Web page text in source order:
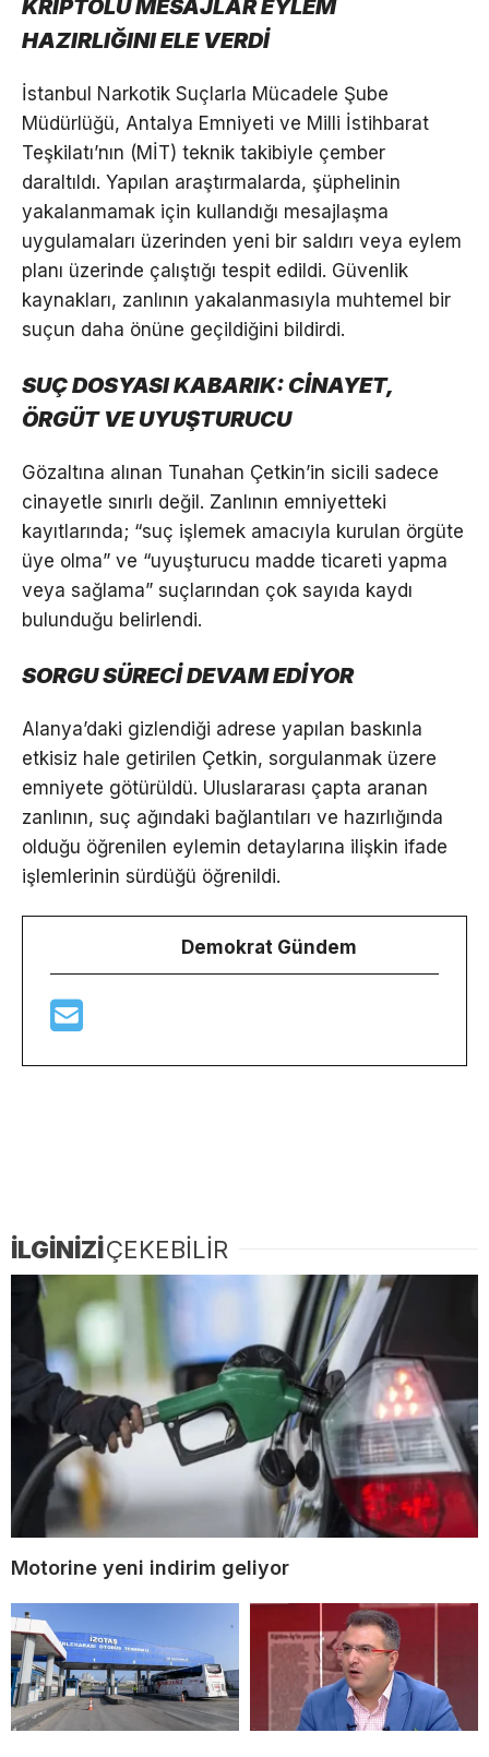
KRİPTOLU MESAJLAR EYLEM
HAZIRLIĞINI ELE VERDİ
İstanbul Narkotik Suçlarla Mücadele Şube
Müdürlüğü, Antalya Emniyeti ve Milli İstihbarat
Teşkilatı’nın (MİT) teknik takibiyle çember
daraltıldı. Yapılan araştırmalarda, şüphelinin
yakalanmamak için kullandığı mesajlaşma
uygulamaları üzerinden yeni bir saldırı veya eylem
planı üzerinde çalıştığı tespit edildi. Güvenlik
kaynakları, zanlının yakalanmasıyla muhtemel bir
suçun daha önüne geçildiğini bildirdi.
SUÇ DOSYASI KABARIK: CİNAYET,
ÖRGÜT VE UYUŞTURUCU
Gözaltına alınan Tunahan Çetkin’in sicili sadece
cinayetle sınırlı değil. Zanlının emniyetteki
kayıtlarında; “suç işlemek amacıyla kurulan örgüte
üye olma” ve “uyuşturucu madde ticareti yapma
veya sağlama” suçlarından çok sayıda kaydı
bulunduğu belirlendi.
SORGU SÜRECİ DEVAM EDİYOR
Alanya’daki gizlendiği adrese yapılan baskınla
etkisiz hale getirilen Çetkin, sorgulanmak üzere
emniyete götürüldü. Uluslararası çapta aranan
zanlının, suç ağındaki bağlantıları ve hazırlığında
olduğu öğrenilen eylemin detaylarına ilişkin ifade
işlemlerinin sürdüğü öğrenildi.
Demokrat Gündem
İLGİNİZİÇEKEBİLİR
Motorine yeni indirim geliyor